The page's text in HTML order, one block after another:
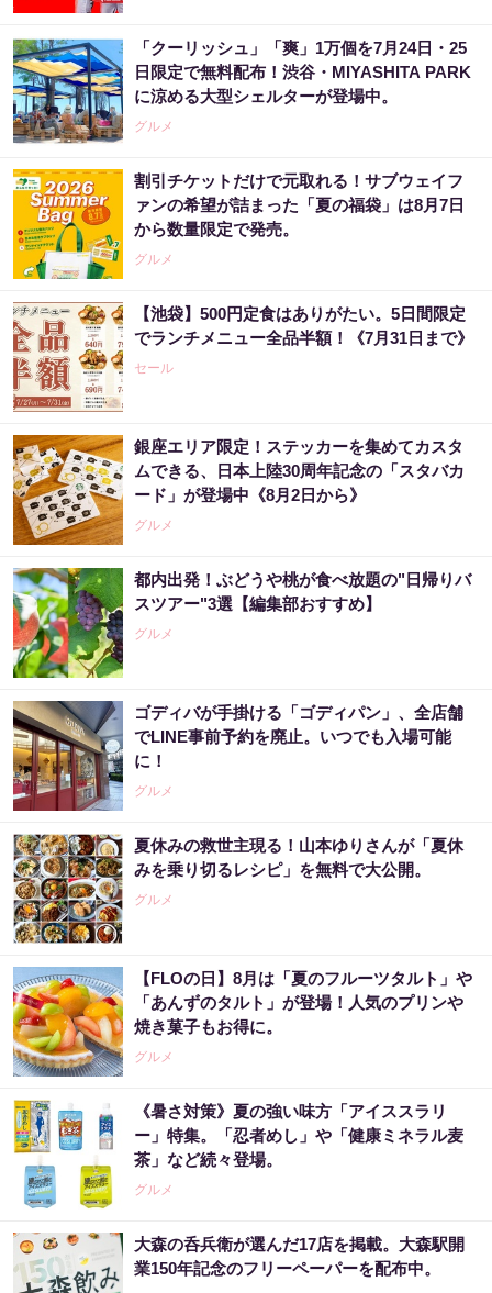
「クーリッシュ」「爽」1万個を7月24日・25
日限定で無料配布！渋谷・MIYASHITA PARK
に涼める大型シェルターが登場中。
グルメ
割引チケットだけで元取れる！サブウェイフ
ァンの希望が詰まった「夏の福袋」は8月7日
から数量限定で発売。
グルメ
【池袋】500円定食はありがたい。5日間限定
でランチメニュー全品半額！《7月31日まで》
セール
銀座エリア限定！ステッカーを集めてカスタ
ムできる、日本上陸30周年記念の「スタバカ
ード」が登場中《8月2日から》
グルメ
都内出発！ぶどうや桃が食べ放題の"日帰りバ
スツアー"3選【編集部おすすめ】
グルメ
ゴディバが手掛ける「ゴディパン」、全店舗
でLINE事前予約を廃止。いつでも入場可能
に！
グルメ
夏休みの救世主現る！山本ゆりさんが「夏休
みを乗り切るレシピ」を無料で大公開。
グルメ
【FLOの日】8月は「夏のフルーツタルト」や
「あんずのタルト」が登場！人気のプリンや
焼き菓子もお得に。
グルメ
《暑さ対策》夏の強い味方「アイススラリ
ー」特集。「忍者めし」や「健康ミネラル麦
茶」など続々登場。
グルメ
大森の呑兵衛が選んだ17店を掲載。大森駅開
業150年記念のフリーペーパーを配布中。